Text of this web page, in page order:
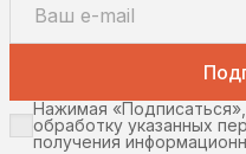
Нажимая
обработку указанных
получения